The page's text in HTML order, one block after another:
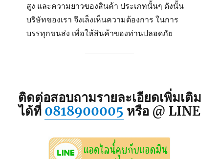
สูง และความยาวของสินค้า ประเภทนั้นๆ ดังนั้น
บริษัทของเรา จึงเล็งเห็นความต้องการ ในการ
บรรทุกขนส่ง เพื่อให้สินค้าของท่านปลอดภัย
ติดต่อสอบถามรายละเอียดเพิ่มเติม
ได้ที่ 0818900005 หรือ @ LINE